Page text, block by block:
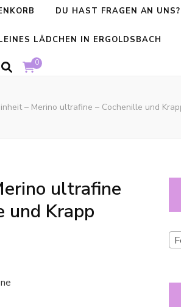
DU HAST FRAGEN AN UNS?
LÄDCHEN IN ERGOLDSBACH
0
– Merino ultrafine – Cochenille und
ultrafine
und Krapp